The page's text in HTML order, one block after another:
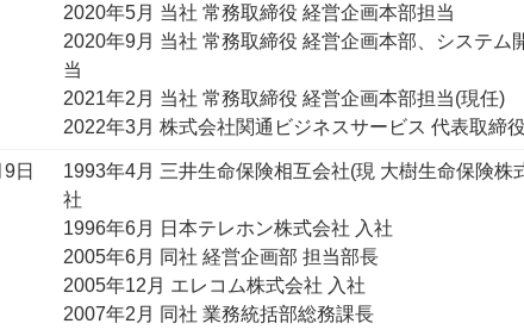
2020年5月 当社 常務取締役 経営企画本部担当
2020年9月 当社 常務取締役 経営企画本部、システム
当
2021年2月 当社 常務取締役 経営企画本部担当(現任)
2022年3月 株式会社関通ビジネスサービス 代表取締
日
1993年4月 三井生命保険相互会社(現 大樹生命保険株
社
1996年6月 日本テレホン株式会社 入社
2005年6月 同社 経営企画部 担当部長
2005年12月 エレコム株式会社 入社
2007年2月 同社 業務統括部総務課長